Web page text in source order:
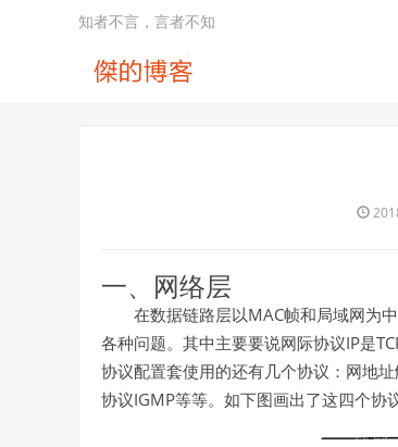
知者不言，言者不知
一、网络层
在数据链路层以MAC帧和局域网为
各种问题。其中主要要说网际协议IP是
协议配置套使用的还有几个协议：网地址
协议IGMP等等。如下图画出了这四个协